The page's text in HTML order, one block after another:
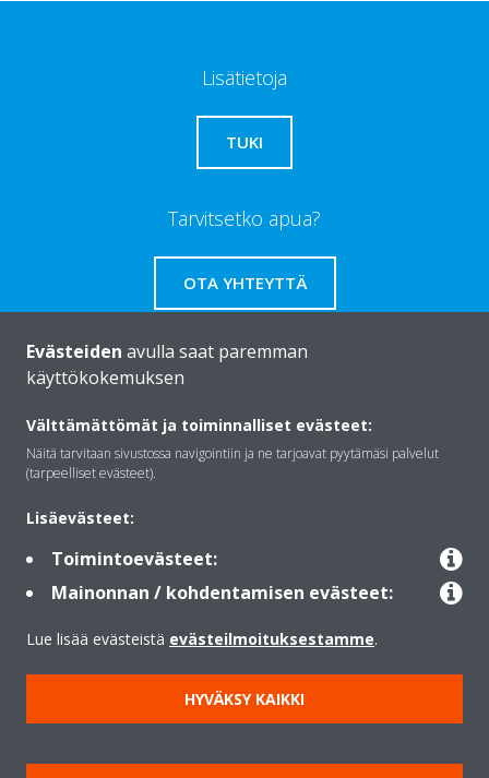
Lisätietoja
TUKI
Tarvitsetko apua?
OTA YHTEYTTÄ
Daikinista
Evästeiden avulla saat paremman
käyttökokemuksen
Välttämättömät ja toiminnalliset evästeet:
Näitä tarvitaan sivustossa navigointiin ja ne tarjoavat pyytämäsi palvelut
(tarpeelliset evästeet).
Lisäevästeet:
Toimintoevästeet:
Mainonnan / kohdentamisen evästeet:
Lue lisää evästeistä evästeilmoituksestamme.
HYVÄKSY KAIKKI